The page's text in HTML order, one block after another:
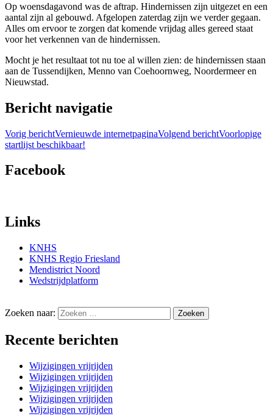
Op woensdagavond was de aftrap. Hindernissen zijn uitgezet en een
aantal zijn al gebouwd. Afgelopen zaterdag zijn we verder gegaan.
Alles om ervoor te zorgen dat komende vrijdag alles gereed staat
voor het verkennen van de hindernissen.
Mocht je het resultaat tot nu toe al willen zien: de hindernissen staan
aan de Tussendijken, Menno van Coehoornweg, Noordermeer en
Nieuwstad.
Bericht navigatie
Vorig berichtVernieuwde internetpaginaVolgend berichtVoorlopige
startlijst beschikbaar!
Facebook
Links
KNHS
KNHS Regio Friesland
Mendistrict Noord
Wedstrijdplatform
Zoeken naar:
Recente berichten
Wijzigingen vrijrijden
Wijzigingen vrijrijden
Wijzigingen vrijrijden
Wijzigingen vrijrijden
Wijzigingen vrijrijden